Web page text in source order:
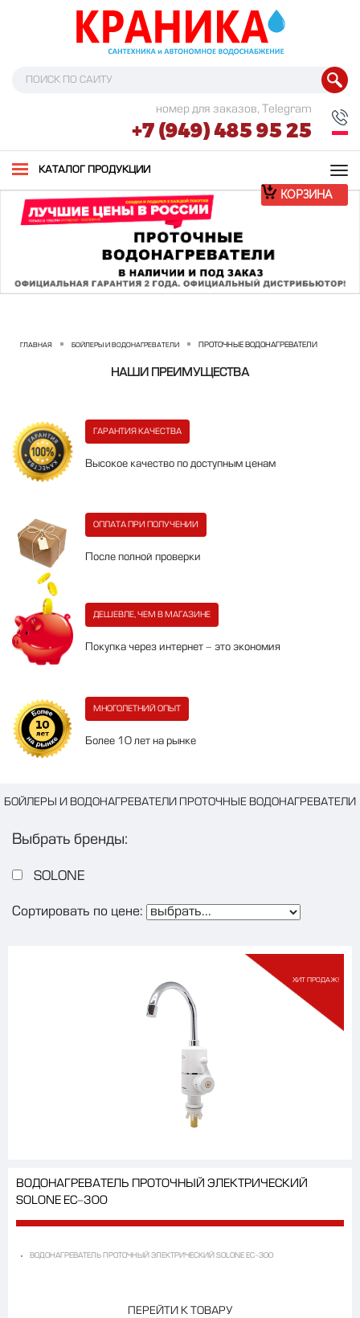
номер для заказов, Telegram
+7 (949) 485 95 25
КАТАЛОГ ПРОДУКЦИИ
КОРЗИНА
ГЛАВНАЯ БОЙЛЕРЫ И ВОДОНАГРЕВАТЕЛИ ПРОТОЧНЫЕ ВОДОНАГРЕВАТЕЛИ
НАШИ ПРЕИМУЩЕСТВА
ГАРАНТИЯ КАЧЕСТВА
Высокое качество по доступным ценам
ОПЛАТА ПРИ ПОЛУЧЕНИИ
После полной проверки
ДЕШЕВЛЕ, ЧЕМ В МАГАЗИНЕ
Покупка через интернет - это экономия
МНОГОЛЕТНИЙ ОПЫТ
Более 10 лет на рынке
БОЙЛЕРЫ И ВОДОНАГРЕВАТЕЛИ ПРОТОЧНЫЕ ВОДОНАГРЕВАТЕЛИ
Выбрать бренды:
SOLONE
Сортировать по цене:
ХИТ ПРОДАЖ!
ВОДОНАГРЕВАТЕЛЬ ПРОТОЧНЫЙ ЭЛЕКТРИЧЕСКИЙ
SOLONE EC-300
ВОДОНАГРЕВАТЕЛЬ ПРОТОЧНЫЙ ЭЛЕКТРИЧЕСКИЙ SOLONE EC-300
ПЕРЕЙТИ К ТОВАРУ